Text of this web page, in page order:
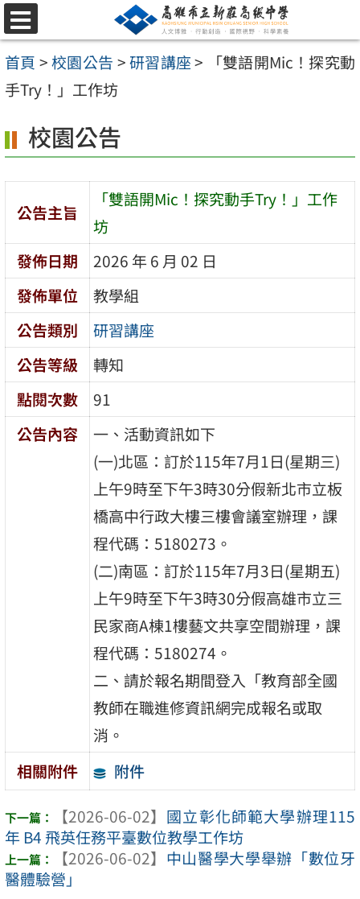
跳
至
主
要
容
區
選
單
首頁 >校園公告 >研習講座>
「雙語開Mic！探究動
手Try！」工作坊
校園公告
公告主旨
「雙語開Mic！探究動手Try！」工作
坊
發佈日期
2026 年 6 月 02 日
發佈單位
教學組
公告類別
研習講座
公告等級
轉知
點閱次數
91
公告內容
一、活動資訊如下
(一)北區：訂於115年7月1日(星期三)
上午9時至下午3時30分假新北市立板
橋高中行政大樓三樓會議室辦理，課
程代碼：5180273。
(二)南區：訂於115年7月3日(星期五)
上午9時至下午3時30分假高雄市立三
民家商A棟1樓藝文共享空間辦理，課
程代碼：5180274。
二、請於報名期間登入「教育部全國
教師在職進修資訊網完成報名或取
消。
相關附件
附件
【2026-06-02】 國立彰化師範大學辦理115
年 B4 飛英任務平臺數位教學工作坊
【2026-06-02】 中山醫學大學舉辦「數位牙
醫體驗營」